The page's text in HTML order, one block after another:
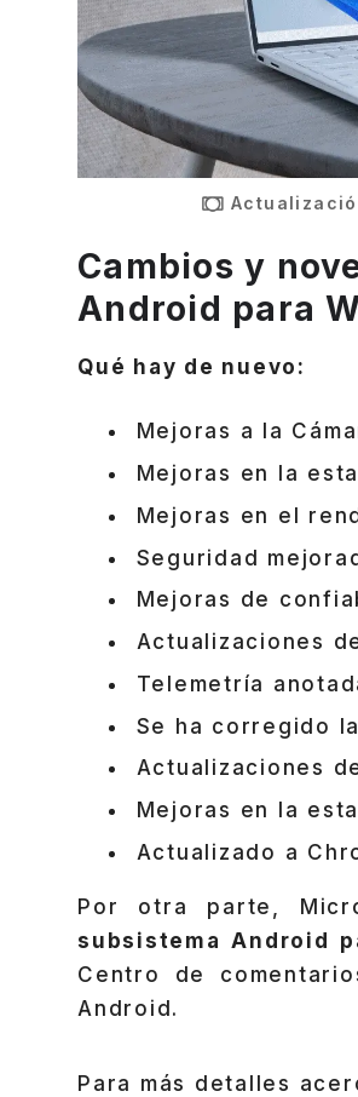
Cambios y
Android para
Qué hay de nuevo:
Mejoras a la
Mejoras en la
Mejoras en el
Seguridad
Mejoras de
Actualizaciones
Telemetría
Se ha corregido
Actualizaciones
Mejoras en la
Actualizado a
Por otra parte,
subsistema Android
Centro de
Android.
Para más detalles